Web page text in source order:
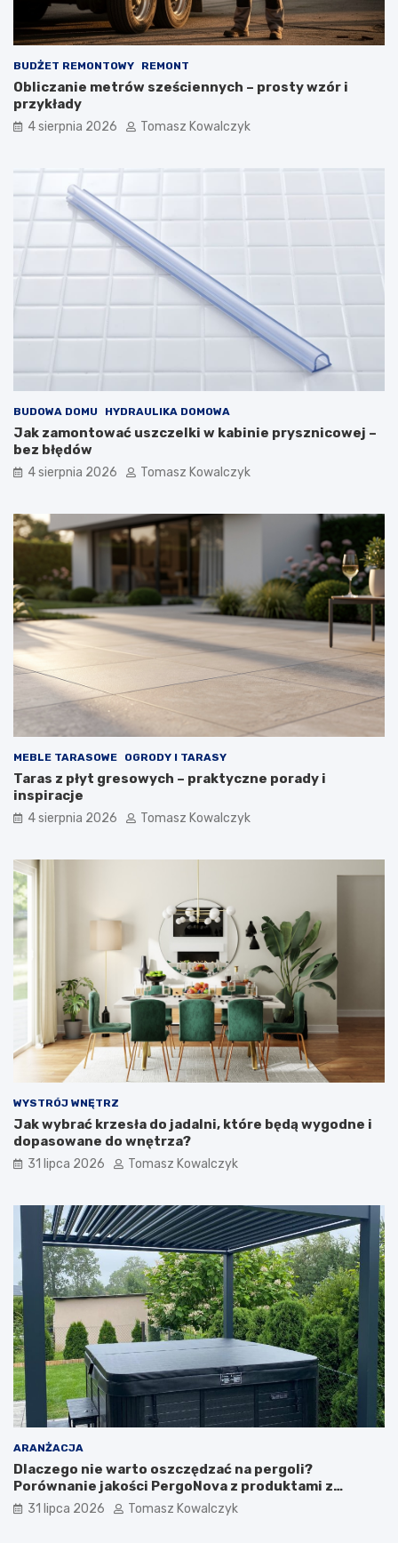
BUDŻET REMONTOWY REMONT
Obliczanie metrów sześciennych – prosty wzór i
przykłady
4 sierpnia 2026 Tomasz Kowalczyk
BUDOWA DOMU HYDRAULIKA DOMOWA
Jak zamontować uszczelki w kabinie prysznicowej –
bez błędów
4 sierpnia 2026 Tomasz Kowalczyk
MEBLE TARASOWE OGRODY I TARASY
Taras z płyt gresowych – praktyczne porady i
inspiracje
4 sierpnia 2026 Tomasz Kowalczyk
WYSTRÓJ WNĘTRZ
Jak wybrać krzesła do jadalni, które będą wygodne i
dopasowane do wnętrza?
31 lipca 2026 Tomasz Kowalczyk
ARANŻACJA
Dlaczego nie warto oszczędzać na pergoli?
Porównanie jakości PergoNova z produktami z
marketu
31 lipca 2026 Tomasz Kowalczyk